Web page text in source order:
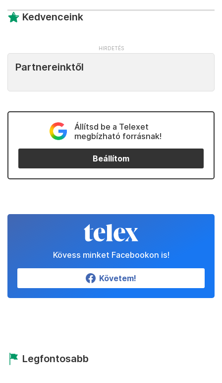
Kedvenceink
Partnereinktől
Állítsd be a Telexet
megbízható forrásnak!
Beállítom
Kövess minket Facebookon is!
Követem!
Legfontosabb